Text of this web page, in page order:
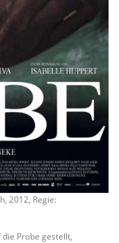
2012, Regie:
Probe gestellt,